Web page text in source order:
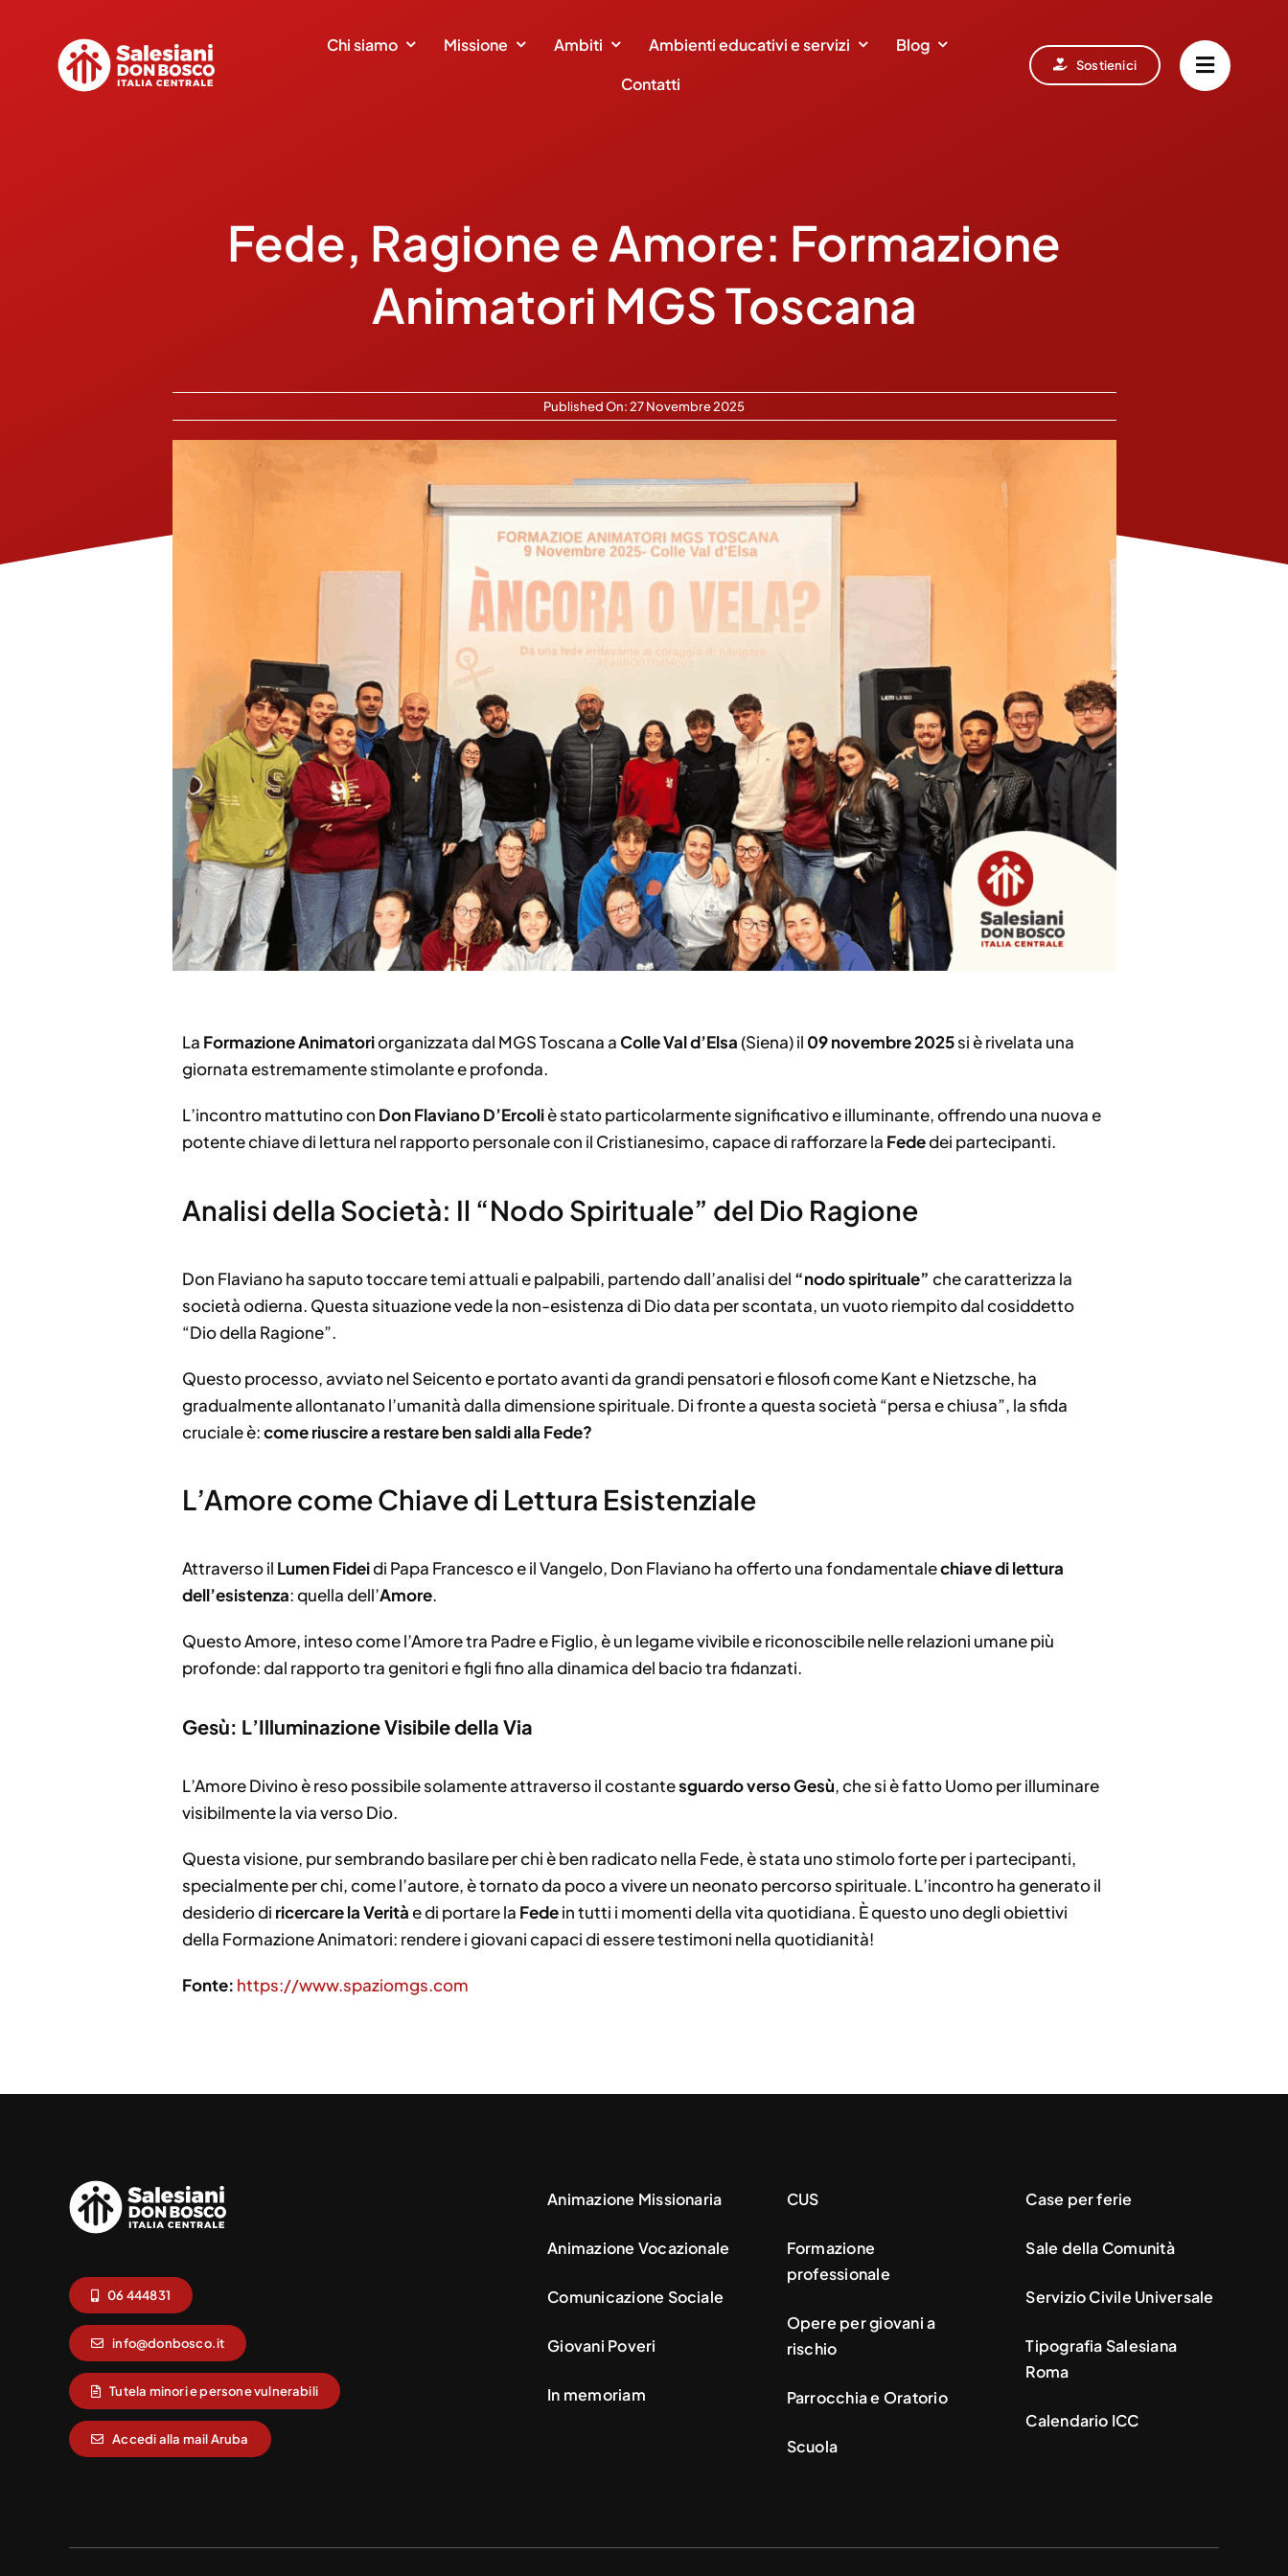
contenuto
Chi siamo Missione Ambiti Ambienti educativi e servizi
Blog
Contatti
Sostienici
Fede, Ragione e Amore: Formazione
Animatori MGS Toscana
Published On: 27 Novembre 2025
La Formazione Animatoriorganizzata dal MGS Toscana aColle Val d’Elsa (Siena) il 09 novembre 2025si è rivelata una
giornata estremamente stimolante e profonda.
L’incontro mattutino con Don Flaviano D’Ercoliè stato particolarmente significativo e illuminante, offrendo una nuova e
potente chiave di lettura nel rapporto personale con il Cristianesimo, capace di rafforzare la Fededei partecipanti.
Analisi della Società: Il “Nodo Spirituale” del Dio Ragione
Don Flaviano ha saputo toccare temi attuali e palpabili, partendo dall’analisi del “nodo spirituale” che caratterizza la
società odierna. Questa situazione vede la non-esistenza di Dio data per scontata, un vuoto riempito dal cosiddetto
“Dio della Ragione”.
Questo processo, avviato nel Seicento e portato avanti da grandi pensatori e filosofi come Kant e Nietzsche, ha
gradualmente allontanato l’umanità dalla dimensione spirituale. Di fronte a questa società “persa e chiusa”, la sfida
cruciale è:come riuscire a restare ben saldi alla Fede?
L’Amore come Chiave di Lettura Esistenziale
Attraverso il Lumen Fideidi Papa Francesco e il Vangelo, Don Flaviano ha offerto una fondamentalechiave di lettura
dell’esistenza: quella dell’Amore.
Questo Amore, inteso come l’Amore tra Padre e Figlio, è un legame vivibile e riconoscibile nelle relazioni umane più
profonde: dal rapporto tra genitori e figli fino alla dinamica del bacio tra fidanzati.
Gesù: L’Illuminazione Visibile della Via
L’Amore Divino è reso possibile solamente attraverso il costantesguardo verso Gesù, che si è fatto Uomo per illuminare
visibilmente la via verso Dio.
Questa visione, pur sembrando basilare per chi è ben radicato nella Fede, è stata uno stimolo forte per i partecipanti,
specialmente per chi, come l’autore, è tornato da poco a vivere un neonato percorso spirituale. L’incontro ha generato il
desiderio di ricercare la Veritàe di portare la Fedein tutti i momenti della vita quotidiana. È questo uno degli obiettivi
della Formazione Animatori: rendere i giovani capaci di essere testimoni nella quotidianità!
Fonte: https://www.spaziomgs.com
06 444831
info@donbosco.it
Tutela minori e persone vulnerabili
Accedi alla mail Aruba
Animazione Missionaria
Animazione Vocazionale
Comunicazione Sociale
Giovani Poveri
In memoriam
CUS
Formazione
professionale
Opere per giovani a
rischio
Parrocchia e Oratorio
Scuola
Case per ferie
Sale della Comunità
Servizio Civile Universale
Tipografia Salesiana
Roma
Calendario ICC